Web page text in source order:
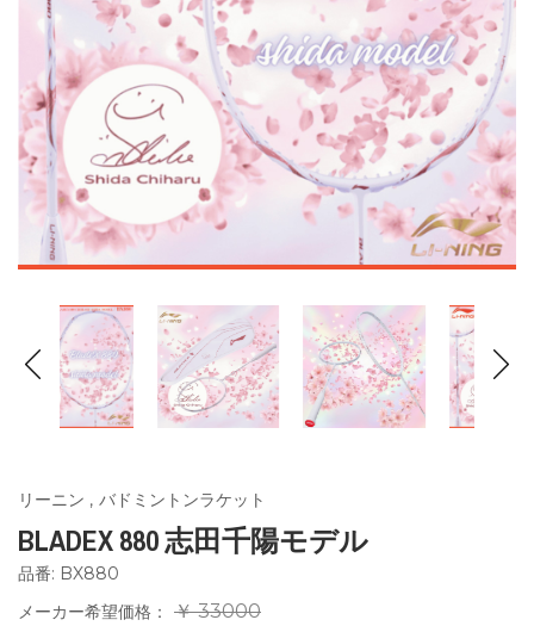
リーニン , バドミントンラケット
BLADEX 880 志田千陽モデル
品番: BX880
メーカー希望価格：
￥ 33000